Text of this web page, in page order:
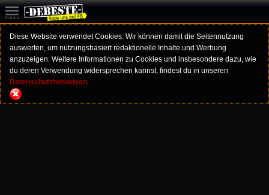
Diese Website verwendet Cookies. Wir können damit die Seitennutzung
auswerten, um nutzungsbasiert redaktionelle Inhalte und Werbung
anzuzeigen. Weitere Informationen zu Cookies und insbesondere dazu, wie
du deren Verwendung widersprechen kannst, findest du in unseren
Datenschutzhinweisen.